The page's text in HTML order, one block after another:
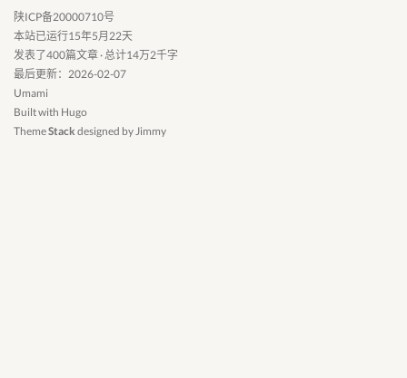
陕ICP备20000710号
本站已运行15年5月22天
发表了400篇文章 · 总计14万2千字
最后更新：2026-02-07
Umami
Built with Hugo
ThemeStack designed byJimmy